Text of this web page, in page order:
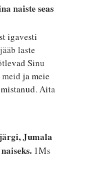
naiste seas
igavesti
laste
Sinu
ja meie
Aita
Jumala
1Ms